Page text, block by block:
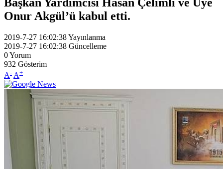
Onur Akgül’ü kabul etti.
2019-7-27 16:02:38Yayınlanma
2019-7-27 16:02:38 Güncelleme
0Yorum
932 Gösterim
A- A+